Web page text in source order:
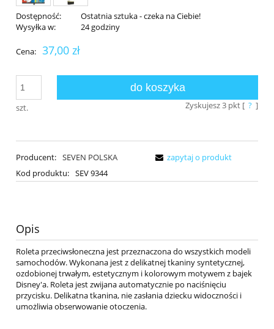
Dostępność:
Ostatnia sztuka - czeka na Ciebie!
Wysyłka w:
24 godziny
Cena: 37,00 zł
szt.
do koszyka
Zyskujesz3pkt [ ? ]
Producent: SEVEN POLSKA
Kod produktu: SEV 9344
zapytaj o produkt
Opis
Roleta przeciwsłoneczna jest przeznaczona do wszystkich modeli
samochodów. Wykonana jest z delikatnej tkaniny syntetycznej,
ozdobionej trwałym, estetycznym i kolorowym motywem z bajek
Disney'a. Roleta jest zwijana automatycznie po naciśnięciu
przycisku. Delikatna tkanina, nie zasłania dziecku widoczności i
umożliwia obserwowanie otoczenia.